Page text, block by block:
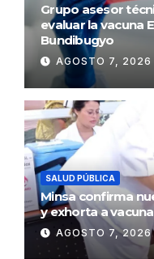
Grupo asesor
evaluar la vacuna
Bundibugyo
AGOSTO 7, 2026
SALUD PÚBLICA
Minsa confirma
y exhorta a
AGOSTO 7, 2026